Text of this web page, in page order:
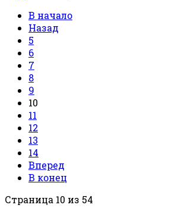
В начало
Назад
5
6
7
8
9
10
11
12
13
14
Вперед
В конец
Страница 10 из 54